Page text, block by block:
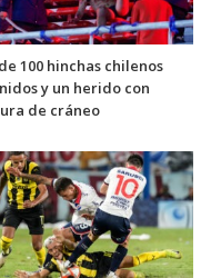
100 hinchas chilenos
y un herido con
de cráneo